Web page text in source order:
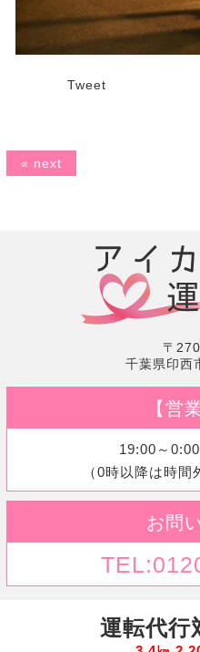
Tweet
« next
〒
千葉県印西
【営
19:00～
（0時以降は時間
お問
運転代行